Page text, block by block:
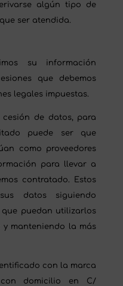
algún tipo de
ser atendida.
su información
que debemos
legales impuestas.
de datos, para
puede ser que
como proveedores
para llevar a
contratado. Estos
datos siguiendo
puedan utilizarlos
manteniendo la más
con la marca
con domicilio en C/